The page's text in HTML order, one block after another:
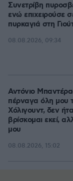
Συνετρίβη
ενώ επιχειρούσε
πυρκαγιά στη
08.08.2026, 09:34
Αντόνιο
πέρναγα όλη μου
Χόλιγουντ, δεν
βρίσκομαι εκεί,
μου
08.08.2026, 15:02